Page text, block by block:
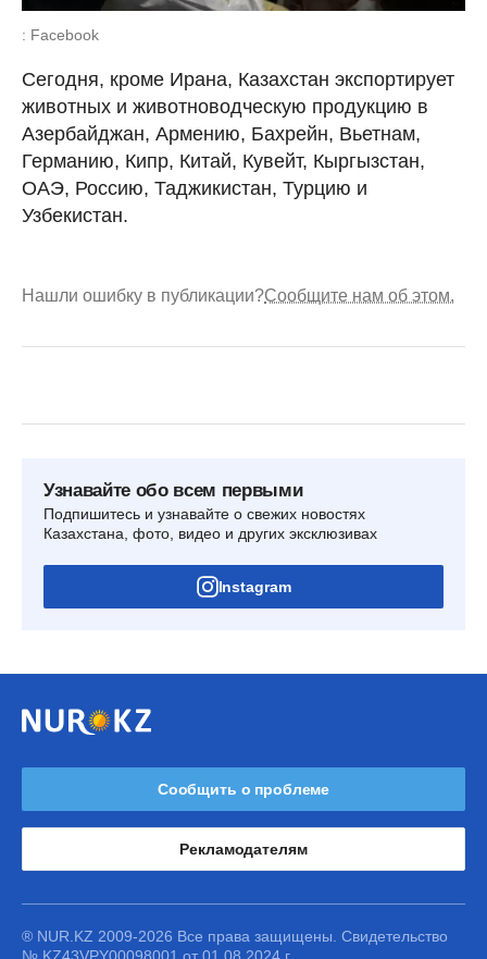
: Facebook
Сегодня, кроме Ирана, Казахстан экспортирует
животных и животноводческую продукцию в
Азербайджан, Армению, Бахрейн, Вьетнам,
Германию, Кипр, Китай, Кувейт, Кыргызстан,
ОАЭ, Россию, Таджикистан, Турцию и
Узбекистан.
Нашли ошибку в публикации?Сообщите нам об этом.
Узнавайте обо всем первыми
Подпишитесь и узнавайте о свежих новостях
Казахстана, фото, видео и других эксклюзивах
Instagram
Сообщить о проблеме
Рекламодателям
® NUR.KZ 2009-2026 Все права защищены. Свидетельство